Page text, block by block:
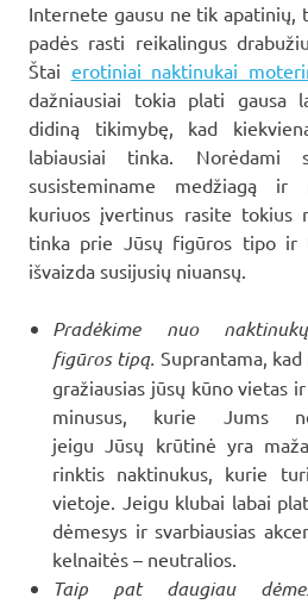
Internete gausu ne tik apatinių,
padės rasti reikalingus
Štai erotiniai naktinukai
dažniausiai tokia plati gausa
didiną tikimybę, kad
labiausiai tinka. Norėdami
susisteminame medžiagą ir
kuriuos įvertinus rasite tokius
tinka prie Jūsų figūros tipo ir
išvaizda susijusių niuansų.
Pradėkime nuo
figūros tipą. Suprantama,
gražiausias jūsų kūno vietas
minusus, kurie Jums
jeigu Jūsų krūtinė yra
rinktis naktinukus, kurie
vietoje. Jeigu klubai labai
dėmesys ir svarbiausias
kelnaitės – neutralios.
Taip pat daugiau